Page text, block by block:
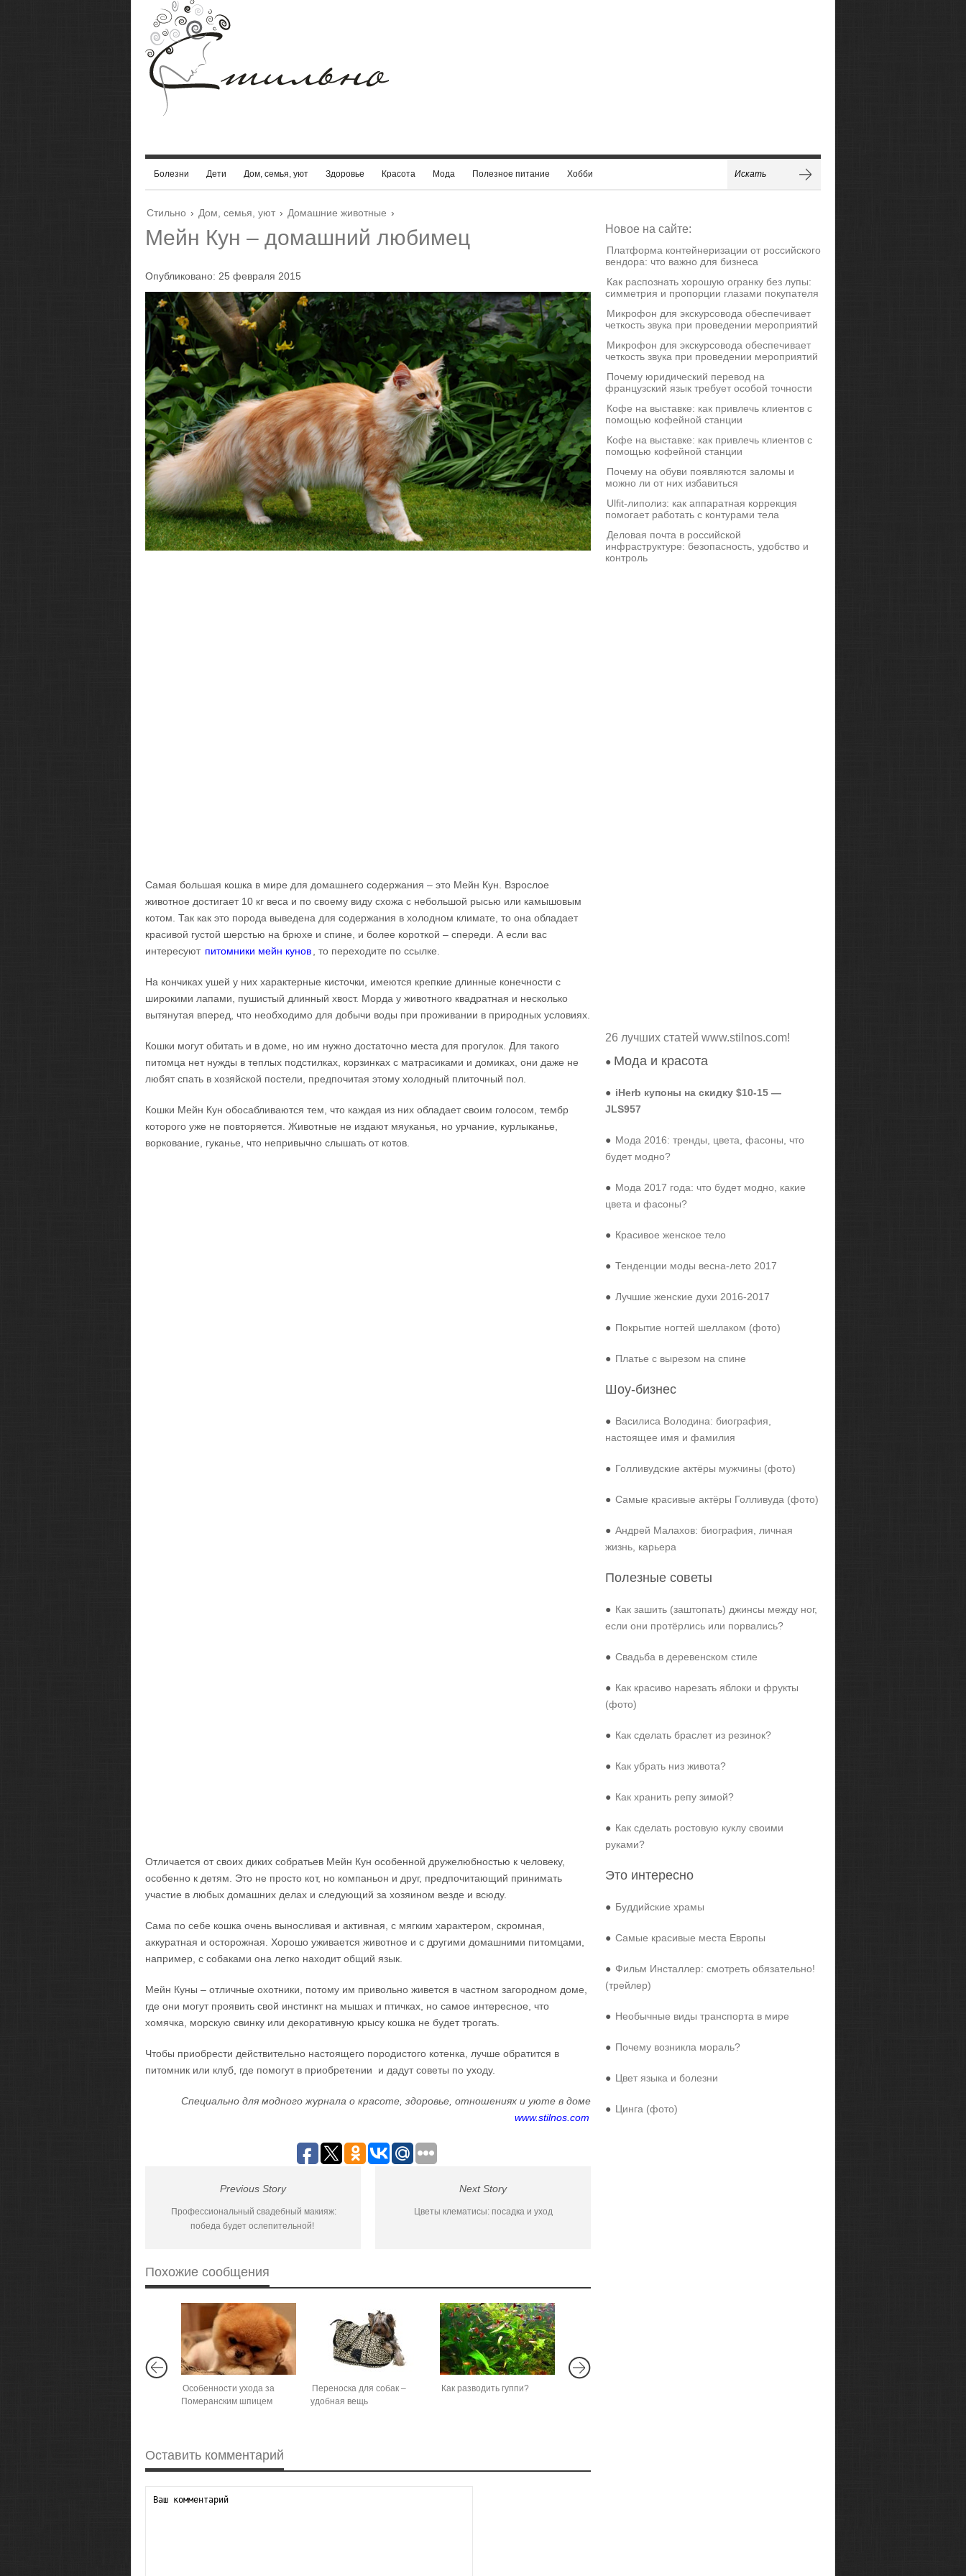
Болезни Дети Дом, семья, уют Здоровье Красота Мода Полезное питание Хобби
Стильно › Дом, семья, уют › Домашние животные ›
Мейн Кун – домашний любимец
Опубликовано: 25 февраля 2015
Самая большая кошка в мире для домашнего содержания – это Мейн Кун. Взрослое
животное достигает 10 кг веса и по своему виду схожа с небольшой рысью или камышовым
котом. Так как это порода выведена для содержания в холодном климате, то она обладает
красивой густой шерстью на брюхе и спине, и более короткой – спереди. А если вас
интересуют питомники мейн кунов , то переходите по ссылке.
На кончиках ушей у них характерные кисточки, имеются крепкие длинные конечности с
широкими лапами, пушистый длинный хвост. Морда у животного квадратная и несколько
вытянутая вперед, что необходимо для добычи воды при проживании в природных условиях.
Кошки могут обитать и в доме, но им нужно достаточно места для прогулок. Для такого
питомца нет нужды в теплых подстилках, корзинках с матрасиками и домиках, они даже не
любят спать в хозяйской постели, предпочитая этому холодный плиточный пол.
Кошки Мейн Кун обосабливаются тем, что каждая из них обладает своим голосом, тембр
которого уже не повторяется. Животные не издают мяуканья, но урчание, курлыканье,
воркование, гуканье, что непривычно слышать от котов.
Отличается от своих диких собратьев Мейн Кун особенной дружелюбностью к человеку,
особенно к детям. Это не просто кот, но компаньон и друг, предпочитающий принимать
участие в любых домашних делах и следующий за хозяином везде и всюду.
Сама по себе кошка очень выносливая и активная, с мягким характером, скромная,
аккуратная и осторожная. Хорошо уживается животное и с другими домашними питомцами,
например, с собаками она легко находит общий язык.
Мейн Куны – отличные охотники, потому им привольно живется в частном загородном доме,
где они могут проявить свой инстинкт на мышах и птичках, но самое интересное, что
хомячка, морскую свинку или декоративную крысу кошка не будет трогать.
Чтобы приобрести действительно настоящего породистого котенка, лучше обратится в
питомник или клуб, где помогут в приобретении и дадут советы по уходу.
Специально для модного журнала о красоте, здоровье, отношениях и уюте в доме
www.stilnos.com
Previous Story
Профессиональный свадебный макияж:
победа будет ослепительной!
Next Story
Цветы клематисы: посадка и уход
Похожие сообщения
Особенности ухода за
Померанским шпицем
Переноска для собак –
удобная вещь
Как разводить гуппи?
Оставить комментарий
Новое на сайте:
Платформа контейнеризации от российского
вендора: что важно для бизнеса
Как распознать хорошую огранку без лупы:
симметрия и пропорции глазами покупателя
Микрофон для экскурсовода обеспечивает
четкость звука при проведении мероприятий
Микрофон для экскурсовода обеспечивает
четкость звука при проведении мероприятий
Почему юридический перевод на
французский язык требует особой точности
Кофе на выставке: как привлечь клиентов с
помощью кофейной станции
Кофе на выставке: как привлечь клиентов с
помощью кофейной станции
Почему на обуви появляются заломы и
можно ли от них избавиться
Ulfit-липолиз: как аппаратная коррекция
помогает работать с контурами тела
Деловая почта в российской
инфраструктуре: безопасность, удобство и
контроль
26 лучших статей www.stilnos.com!
● Мода и красота
● iHerb купоны на скидку $10-15 —
JLS957
● Мода 2016: тренды, цвета, фасоны, что
будет модно?
● Мода 2017 года: что будет модно, какие
цвета и фасоны?
● Красивое женское тело
● Тенденции моды весна-лето 2017
● Лучшие женские духи 2016-2017
● Покрытие ногтей шеллаком (фото)
● Платье с вырезом на спине
Шоу-бизнес
● Василиса Володина: биография,
настоящее имя и фамилия
● Голливудские актёры мужчины (фото)
● Самые красивые актёры Голливуда (фото)
● Андрей Малахов: биография, личная
жизнь, карьера
Полезные советы
● Как зашить (заштопать) джинсы между ног,
если они протёрлись или порвались?
● Свадьба в деревенском стиле
● Как красиво нарезать яблоки и фрукты
(фото)
● Как сделать браслет из резинок?
● Как убрать низ живота?
● Как хранить репу зимой?
● Как сделать ростовую куклу своими
руками?
Это интересно
● Буддийские храмы
● Самые красивые места Европы
● Фильм Инсталлер: смотреть обязательно!
(трейлер)
● Необычные виды транспорта в мире
● Почему возникла мораль?
● Цвет языка и болезни
● Цинга (фото)